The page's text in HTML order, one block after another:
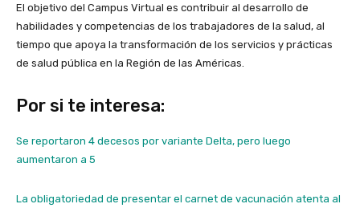
El objetivo del Campus Virtual es contribuir al desarrollo de
habilidades y competencias de los trabajadores de la salud, al
tiempo que apoya la transformación de los servicios y prácticas
de salud pública en la Región de las Américas.
Por si te interesa:
Se reportaron 4 decesos por variante Delta, pero luego
aumentaron a 5
La obligatoriedad de presentar el carnet de vacunación atenta al